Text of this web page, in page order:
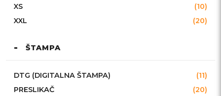
XS
(10)
XXL
(20)
ŠTAMPA
DTG (DIGITALNA ŠTAMPA)
(11)
PRESLIKAČ
(20)